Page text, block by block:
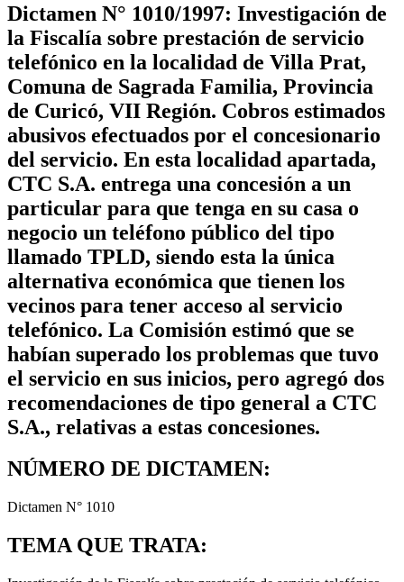
Dictamen N° 1010/1997: Investigación de
la Fiscalía sobre prestación de servicio
telefónico en la localidad de Villa Prat,
Comuna de Sagrada Familia, Provincia
de Curicó, VII Región. Cobros estimados
abusivos efectuados por el concesionario
del servicio. En esta localidad apartada,
CTC S.A. entrega una concesión a un
particular para que tenga en su casa o
negocio un teléfono público del tipo
llamado TPLD, siendo esta la única
alternativa económica que tienen los
vecinos para tener acceso al servicio
telefónico. La Comisión estimó que se
habían superado los problemas que tuvo
el servicio en sus inicios, pero agregó dos
recomendaciones de tipo general a CTC
S.A., relativas a estas concesiones.
NÚMERO DE DICTAMEN:
Dictamen N° 1010
TEMA QUE TRATA: